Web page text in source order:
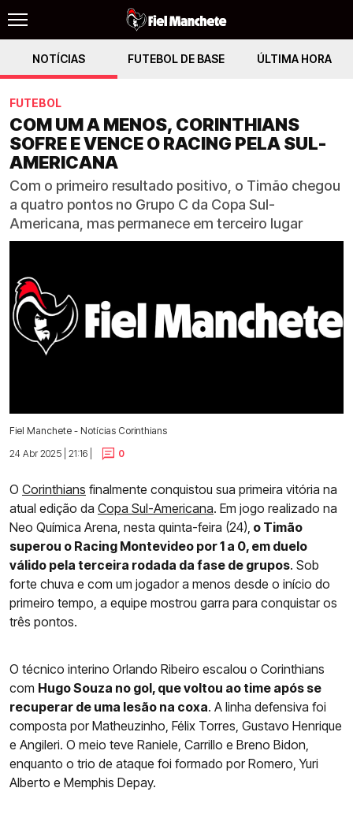
NOTÍCIAS FUTEBOL DE BASE ÚLTIMA HORA
FUTEBOL
COM UM A MENOS, CORINTHIANS
SOFRE E VENCE O RACING PELA SUL-
AMERICANA
Com o primeiro resultado positivo, o Timão chegou
a quatro pontos no Grupo C da Copa Sul-
Americana, mas permanece em terceiro lugar
Fiel Manchete - Notícias Corinthians
24 Abr 2025 | 21:16 |
0
O Corinthians finalmente conquistou sua primeira vitória na
atual edição da Copa Sul-Americana. Em jogo realizado na
Neo Química Arena, nesta quinta-feira (24), o Timão
superou o Racing Montevideo por 1 a 0, em duelo
válido pela terceira rodada da fase de grupos. Sob
forte chuva e com um jogador a menos desde o início do
primeiro tempo, a equipe mostrou garra para conquistar os
três pontos.
O técnico interino Orlando Ribeiro escalou o Corinthians
com Hugo Souza no gol, que voltou ao time após se
recuperar de uma lesão na coxa. A linha defensiva foi
composta por Matheuzinho, Félix Torres, Gustavo Henrique
e Angileri. O meio teve Raniele, Carrillo e Breno Bidon,
enquanto o trio de ataque foi formado por Romero, Yuri
Alberto e Memphis Depay.